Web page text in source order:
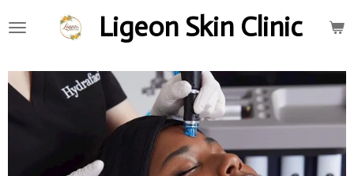
direct
hoofdinhoud
Ligeon Skin Clinic